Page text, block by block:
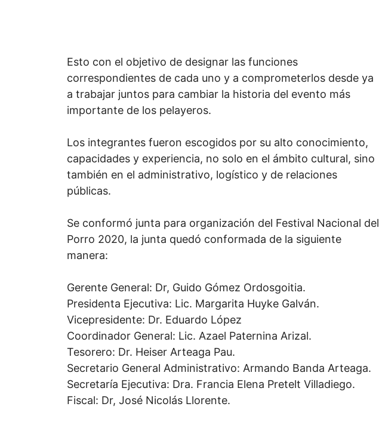
Esto con el objetivo de designar las funciones
correspondientes de cada uno y a comprometerlos desde ya
a trabajar juntos para cambiar la historia del evento más
importante de los pelayeros.
Los integrantes fueron escogidos por su alto conocimiento,
capacidades y experiencia, no solo en el ámbito cultural, sino
también en el administrativo, logístico y de relaciones
públicas.
Se conformó junta para organización del Festival Nacional del
Porro 2020, la junta quedó conformada de la siguiente
manera:
Gerente General: Dr, Guido Gómez Ordosgoitia.
Presidenta Ejecutiva: Lic. Margarita Huyke Galván.
Vicepresidente: Dr. Eduardo López
Coordinador General: Lic. Azael Paternina Arizal.
Tesorero: Dr. Heiser Arteaga Pau.
Secretario General Administrativo: Armando Banda Arteaga.
Secretaría Ejecutiva: Dra. Francia Elena Pretelt Villadiego.
Fiscal: Dr, José Nicolás Llorente.